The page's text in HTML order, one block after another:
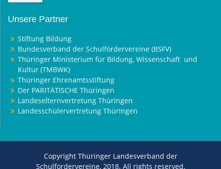
Unsere Partner
Stiftung Bildung
Bundesverband der Schulfördervereine (BSFV)
Thüringer Ministerium für Bildung, Wissenschaft und
Kultur (TMBWK)
Thüringer Ehrenamtsstiftung
Der PARITÄTISCHE Thüringen
Landeselternvertretung Thüringen
Landesschülervertretung Thüringen
Copyright Thüringer Landesverband der
Schulfördervereine, 2018. All rights reserved.